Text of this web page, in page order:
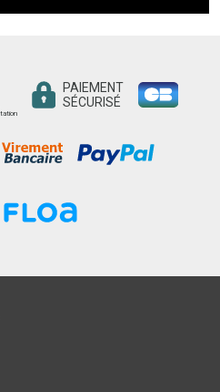
PAIEMENT
SÉCURISÉ